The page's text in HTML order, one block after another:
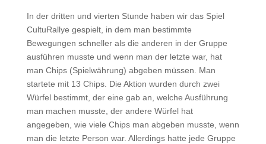
In der dritten und vierten Stunde haben wir das Spiel
CultuRallye gespielt, in dem man bestimmte
Bewegungen schneller als die anderen in der Gruppe
ausführen musste und wenn man der letzte war, hat
man Chips (Spielwährung) abgeben müssen. Man
startete mit 13 Chips. Die Aktion wurden durch zwei
Würfel bestimmt, der eine gab an, welche Ausführung
man machen musste, der andere Würfel hat
angegeben, wie viele Chips man abgeben musste, wenn
man die letzte Person war. Allerdings hatte jede Gruppe